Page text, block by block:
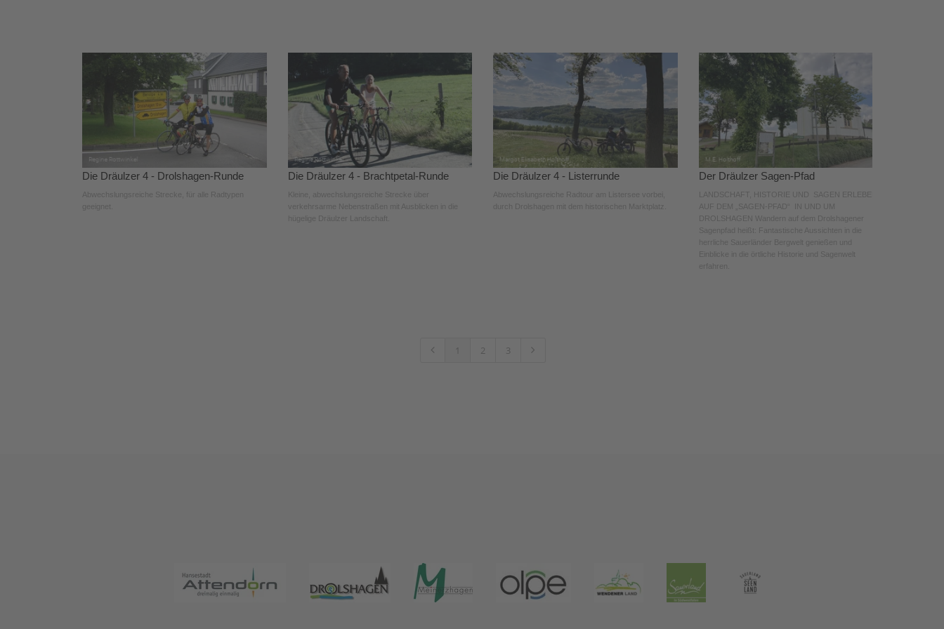
Die Dräulzer 4 - Drolshagen-Runde
Abwechslungsreiche Strecke, für alle Radtypen
geeignet.
Die Dräulzer 4 - Brachtpetal-Runde
Kleine, abwechslungsreiche Strecke über
verkehrsarme Nebenstraßen mit Ausblicken in die
hügelige Dräulzer Landschaft.
Die Dräulzer 4 - Listerrunde
Abwechslungsreiche Radtour am Listersee vorbei,
durch Drolshagen mit dem historischen Marktplatz.
Der Dräulzer Sagen-Pfad
LANDSCHAFT, HISTORIE UND SAGEN ERLEBEN
AUF DEM „SAGEN-PFAD“ IN UND UM
DROLSHAGEN Wandern auf dem Drolshagener
Sagenpfad heißt: Fantastische Aussichten in die
herrliche Sauerländer Bergwelt genießen und
Einblicke in die örtliche Historie und Sagenwelt
erfahren.
1 2 3